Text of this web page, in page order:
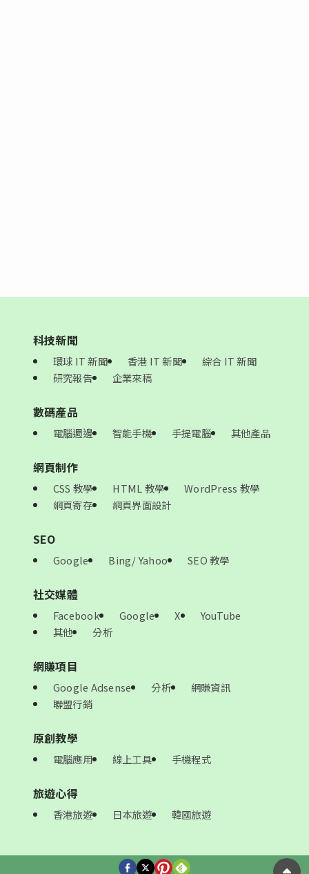
科技新聞
環球 IT 新聞 香港 IT 新聞
綜合 IT 新聞
研究報告
企業來稿
數碼產品
電腦週邊 智能手機 手提電腦 其他產品
網頁制作
CSS 教學 HTML 教學
WordPress 教學
網頁寄存
網頁界面設計
SEO
Google Bing/ Yahoo SEO 教學
社交媒體
Facebook Google X
YouTube
其他
分析
網賺項目
Google Adsense 分析
網賺資訊
聯盟行銷
原創教學
電腦應用 線上工具 手機程式
旅遊心得
香港旅遊 日本旅遊 韓國旅遊